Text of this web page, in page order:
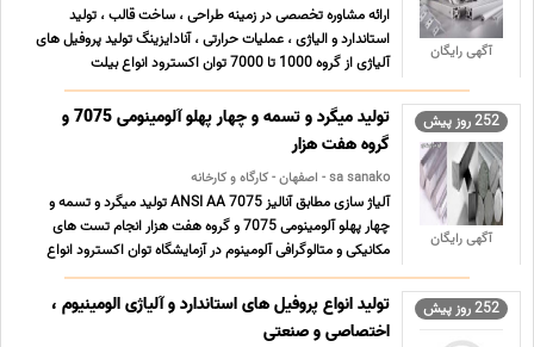
آگهی رایگان
ارائه مشاوره تخصصی در زمینه طراحی ، ساخت قالب ، تولید
استاندارد و الیاژی ، عملیات حرارتی ، آنادایزینگ تولید پروفیل های
آلیاژی از گروه 1000 تا 7000 توان اکسترود انواع بیلت
آلومینیومی از قطر 6 تا 12 اینچ وتولید پروفیل تا سطح
3000*2000 میلیمتر دارای پیشرفته ترین تجهیزات کوره های ...
...
252 روز پیش
آگهی رایگان
تولید میگرد و تسمه و چهار پهلو آلومینومی 7075 و
گروه هفت هزار
sa sanako - اصفهان - کارگاه و کارخانه
آلیاژ سازی مطابق آنالیز ANSI AA 7075 تولید میگرد و تسمه و
چهار پهلو آلومینومی 7075 و گروه هفت هزار انجام تست های
مکانیکی و متالوگرافی آلومینوم در آزمایشگاه توان اکسترود انواع
بیلت آلومینیومی از قطر 6 تا 12 اینچ وتولید پروفیل تا سطح
3000*2000 میلیمتر دارای پیشرفته ترین تجهیزات ... ...
252 روز پیش
تولید انواع پروفیل های استاندارد و آلیاژی الومینیوم ،
اختصاصی و صنعتی